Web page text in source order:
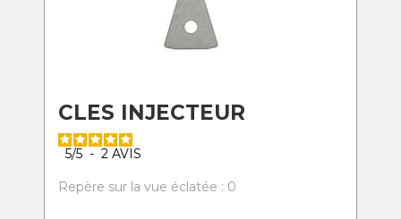
CLES INJECTEUR
5/5 - 2 AVIS
Repère sur la vue éclatée : 0